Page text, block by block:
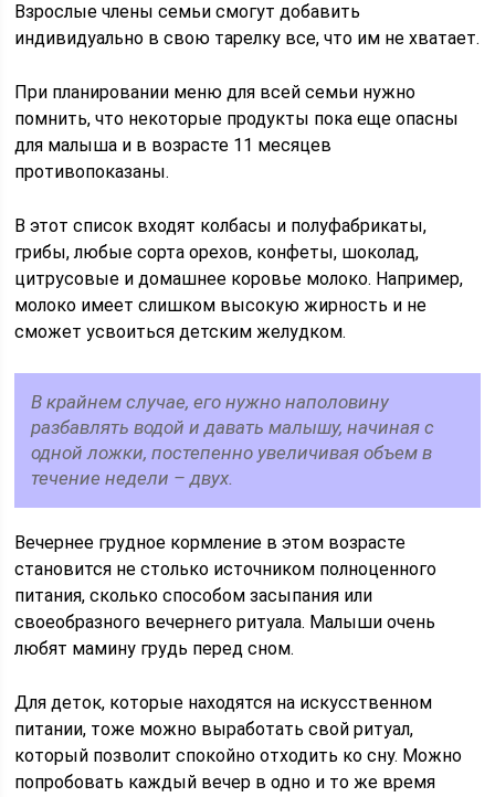
Взрослые члены семьи смогут добавить
индивидуально в свою тарелку все, что им не хватает.
При планировании меню для всей семьи нужно
помнить, что некоторые продукты пока еще опасны
для малыша и в возрасте 11 месяцев
противопоказаны.
В этот список входят колбасы и полуфабрикаты,
грибы, любые сорта орехов, конфеты, шоколад,
цитрусовые и домашнее коровье молоко. Например,
молоко имеет слишком высокую жирность и не
сможет усвоиться детским желудком.
В крайнем случае, его нужно наполовину
разбавлять водой и давать малышу, начиная с
одной ложки, постепенно увеличивая объем в
течение недели – двух.
Вечернее грудное кормление в этом возрасте
становится не столько источником полноценного
питания, сколько способом засыпания или
своеобразного вечернего ритуала. Малыши очень
любят мамину грудь перед сном.
Для деток, которые находятся на искусственном
питании, тоже можно выработать свой ритуал,
который позволит спокойно отходить ко сну. Можно
попробовать каждый вечер в одно и то же время